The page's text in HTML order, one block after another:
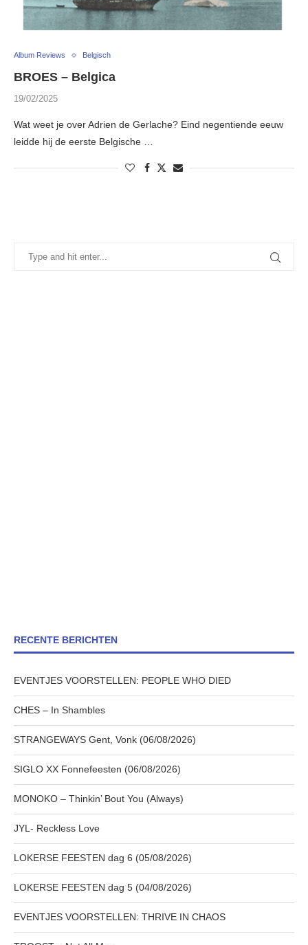
Album Reviews Belgisch
BROES – Belgica
19/02/2025
Wat weet je over Adrien de Gerlache? Eind negentiende eeuw
leidde hij de eerste Belgische …
RECENTE BERICHTEN
EVENTJES VOORSTELLEN: PEOPLE WHO DIED
CHES – In Shambles
STRANGEWAYS Gent, Vonk (06/08/2026)
SIGLO XX Fonnefeesten (06/08/2026)
MONOKO – Thinkin’ Bout You (Always)
JYL- Reckless Love
LOKERSE FEESTEN dag 6 (05/08/2026)
LOKERSE FEESTEN dag 5 (04/08/2026)
EVENTJES VOORSTELLEN: THRIVE IN CHAOS